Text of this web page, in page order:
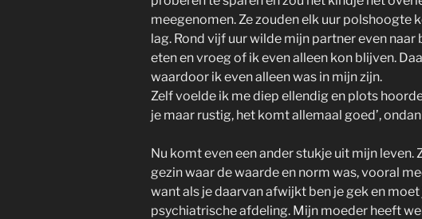
meegenomen. Ze zouden elk uur polshoogte
lag. Rond vijf uur wilde mijn partner even naar
eten en vroeg of ik even alleen kon blijven.
waardoor ik even alleen was in mijn zijn.
Zelf voelde ik me diep ellendig en plots
je maar rustig, het komt allemaal goed’,
Nu komt even een ander stukje uit mijn leven.
gezin waar de waarde en norm was, vooral
want als je daarvan afwijkt ben je gek en moet
psychiatrische afdeling. Mijn moeder heeft